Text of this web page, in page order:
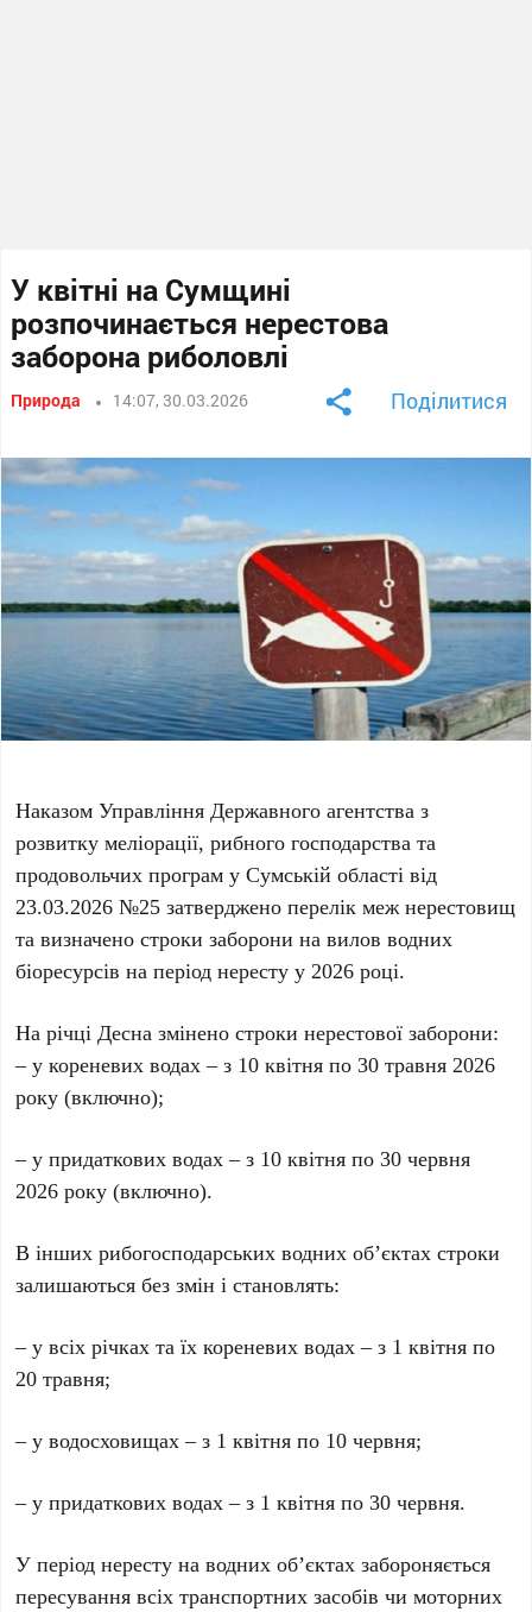
У квітні на Сумщині
розпочинається нерестова
заборона риболовлі
Природа 14:07, 30.03.2026 Поділитися
Наказом Управління Державного агентства з
розвитку меліорації, рибного господарства та
продовольчих програм у Сумській області від
23.03.2026 №25 затверджено перелік меж нерестовищ
та визначено строки заборони на вилов водних
біоресурсів на період нересту у 2026 році.
На річці Десна змінено строки нерестової заборони:
– у кореневих водах – з 10 квітня по 30 травня 2026
року (включно);
– у придаткових водах – з 10 квітня по 30 червня
2026 року (включно).
В інших рибогосподарських водних об’єктах строки
залишаються без змін і становлять:
– у всіх річках та їх кореневих водах – з 1 квітня по
20 травня;
– у водосховищах – з 1 квітня по 10 червня;
– у придаткових водах – з 1 квітня по 30 червня.
У період нересту на водних об’єктах забороняється
пересування всіх транспортних засобів чи моторних